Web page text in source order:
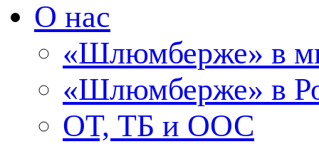
О нас
«Шлюмберже» в
«Шлюмберже» в
ОТ, ТБ и ООС